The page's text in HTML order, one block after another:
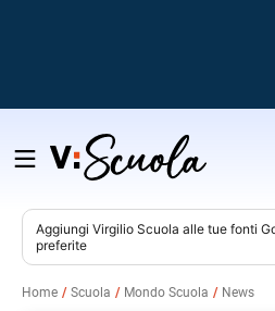
Salta
contenuto
Aggiungi Virgilio Scuola alle tue fonti
preferite
Home Scuola Mondo Scuola News